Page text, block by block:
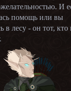
И
помощь или вы
в лесу - он тот, кто